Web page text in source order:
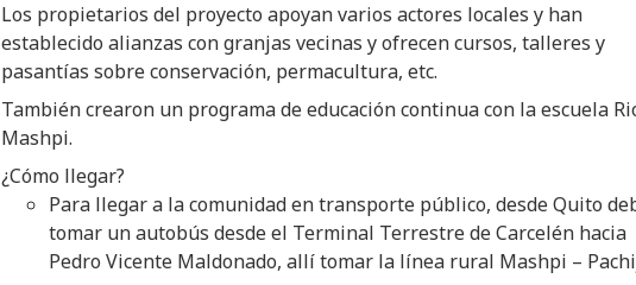
Los propietarios del proyecto apoyan varios actores locales y han
establecido alianzas con granjas vecinas y ofrecen cursos, talleres y
pasantías sobre conservación, permacultura, etc.
También crearon un programa de educación continua con la escuela
Mashpi.
¿Cómo llegar?
Para llegar a la comunidad en transporte público, desde Quito
tomar un autobús desde el Terminal Terrestre de Carcelén hacia
Pedro Vicente Maldonado, allí tomar la línea rural Mashpi –